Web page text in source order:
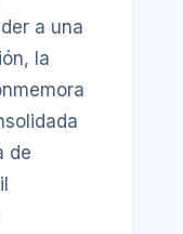
a una
la
de